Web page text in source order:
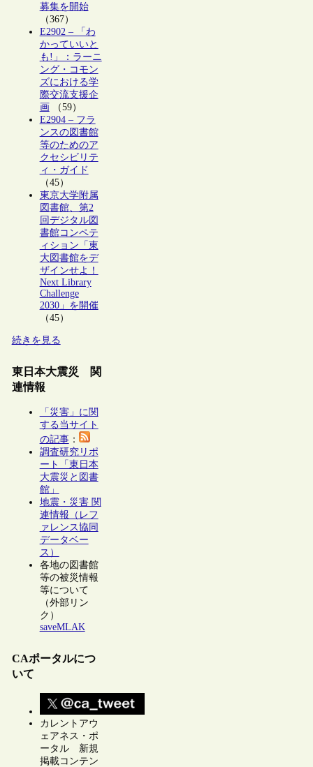
募集を開始
（367）
E2902 – 「わ
かっていいと
も!」：ラーニ
ング・コモン
ズにおける学
際交流支援企
画 （59）
E2904 – フラ
ンスの図書館
等のためのア
クセシビリテ
ィ・ガイド
（45）
東京大学附属
図書館、第2
回デジタル図
書館コンペテ
ィション「東
大図書館をデ
ザインせよ！
Next Library
Challenge
2030」を開催
（45）
続きを見る
東日本大震災 関
連情報
「災害」に関
する当サイト
の記事：
調査研究リポ
ート「東日本
大震災と図書
館」
地震・災害 関
連情報（レフ
ァレンス協同
データベー
ス）
各地の図書館
等の被災情報
等について
（外部リン
ク）
saveMLAK
CAポータルにつ
いて
カレントアウ
ェアネス・ポ
ータル 新規
掲載コンテン